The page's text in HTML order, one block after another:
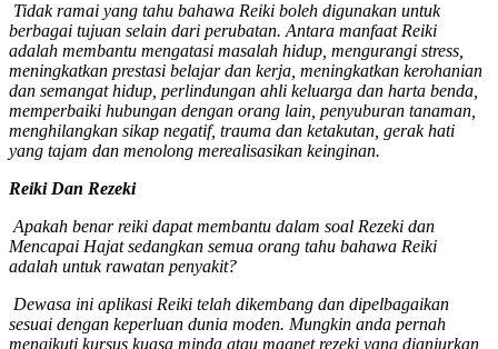
Tidak ramai yang tahu bahawa Reiki boleh digunakan untuk
berbagai tujuan selain dari perubatan. Antara manfaat Reiki
adalah membantu mengatasi masalah hidup, mengurangi stress,
meningkatkan prestasi belajar dan kerja, meningkatkan kerohanian
dan semangat hidup, perlindungan ahli keluarga dan harta benda,
memperbaiki hubungan dengan orang lain, penyuburan tanaman,
menghilangkan sikap negatif, trauma dan ketakutan, gerak hati
yang tajam dan menolong merealisasikan keinginan.
Reiki Dan Rezeki
Apakah benar reiki dapat membantu dalam soal Rezeki dan
Mencapai Hajat sedangkan semua orang tahu bahawa Reiki
adalah untuk rawatan penyakit?
Dewasa ini aplikasi Reiki telah dikembang dan dipelbagaikan
sesuai dengan keperluan dunia moden. Mungkin anda pernah
mengikuti kursus kuasa minda atau magnet rezeki yang dianjurkan